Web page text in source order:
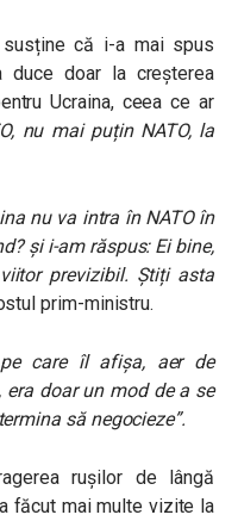
susține că i-a mai spus
duce doar la creșterea
Ucraina, ceea ce ar
nu mai puțin NATO, la
nu va intra în NATO în
și i-am răspus: Ei bine,
previzibil. Știți asta
prim-ministru.
care îl afișa, aer de
era doar un mod de a se
să negocieze”.
rușilor de lângă
făcut mai multe vizite la